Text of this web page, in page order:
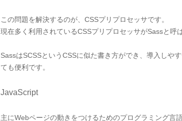
この問題を解決するのが、CSSプリプロセッサです。
現在多く利用されているCSSプリプロセッサがSassと呼
SassはSCSSというCSSに似た書き方ができ、導入しや
ても便利です。
JavaScript
主にWebページの動きをつけるためのプログラミング言語